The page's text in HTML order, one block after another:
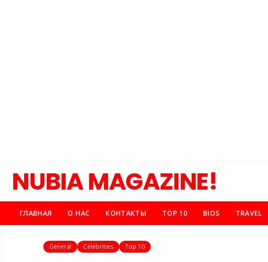
NUBIA MAGAZINE!
ГЛАВНАЯ О НАС КОНТАКТЫ TOP 10 BIOS TRAVEL
General Celebrities Top 10